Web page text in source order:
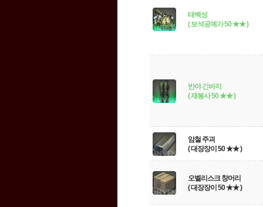
태백성
( 보석공예가 50 ★★ )
반야 긴바지
( 재봉사 50 ★★ )
암철 주괴
( 대장장이 50 ★★ )
오벨리스크 창머리
( 대장장이 50 ★★ )